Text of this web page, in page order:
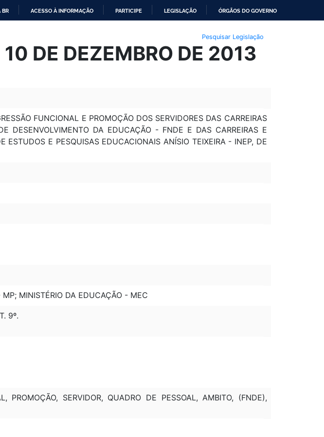
BR ACESSO À INFORMAÇÃO PARTICIPE LEGISLAÇÃO ÓRGÃOS DO GOVERNO
Pesquisar Legislação
DE DEZEMBRO DE 2013
FUNCIONAL E PROMOÇÃO DOS SERVIDORES DAS CARREIRAS
DESENVOLVIMENTO DA EDUCAÇÃO - FNDE E DAS CARREIRAS E
E PESQUISAS EDUCACIONAIS ANÍSIO TEIXEIRA - INEP, DE
MINISTÉRIO DA EDUCAÇÃO - MEC
9º.
PROMOÇÃO, SERVIDOR, QUADRO DE PESSOAL, AMBITO, (FNDE),